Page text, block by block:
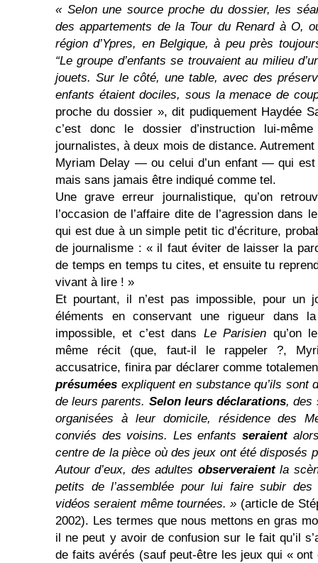
« Selon une source proche du dossier, les
des appartements de la Tour du Renard à O,
région d’Ypres, en Belgique, à peu près
“Le groupe d’enfants se trouvaient au milieu
jouets. Sur le côté, une table, avec des
enfants étaient dociles, sous la menace de
proche du dossier », dit pudiquement Haydée
c’est donc le dossier d’instruction lui-
journalistes, à deux mois de distance.
Myriam Delay — ou celui d’un enfant — qui
mais sans jamais être indiqué comme tel.
Une grave erreur journalistique, qu’on
l’occasion de l’affaire dite de l’agression dans
qui est due à un simple petit tic d’écriture,
de journalisme : « il faut éviter de laisser la
de temps en temps tu cites, et ensuite tu
vivant à lire ! »
Et pourtant, il n’est pas impossible, pour un
éléments en conservant une rigueur dans
impossible, et c’est dans Le Parisien qu’on
même récit (que, faut-il le rappeler ?,
accusatrice, finira par déclarer comme
présumées expliquent en substance qu’ils sont
de leurs parents. Selon leurs déclarations, des
organisées à leur domicile, résidence des
conviés des voisins. Les enfants seraient
centre de la pièce où des jeux ont été disposés
Autour d’eux, des adultes observeraientla
petits de l’assemblée pour lui faire subir des
vidéos seraient même tournées. » (article de
2002). Les termes que nous mettons en gras
il ne peut y avoir de confusion sur le fait qu’il
de faits avérés (sauf peut-être les jeux qui « ont